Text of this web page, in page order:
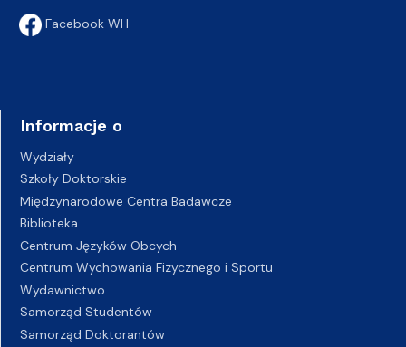
Facebook WH
Informacje o
Wydziały
Szkoły Doktorskie
Międzynarodowe Centra Badawcze
Biblioteka
Centrum Języków Obcych
Centrum Wychowania Fizycznego i Sportu
Wydawnictwo
Samorząd Studentów
Samorząd Doktorantów